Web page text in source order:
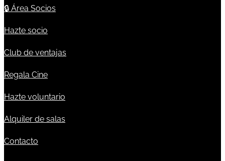
🔒 Área Socios
Hazte socio
Club de ventajas
Regala Cine
Hazte voluntario
Alquiler de salas
Contacto